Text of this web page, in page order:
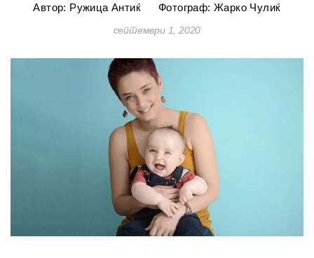
Автор: Ружица Антиќ Фотограф: Жарко Чулиќ
септември 1, 2020